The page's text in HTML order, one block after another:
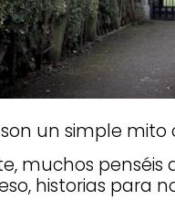
un simple
muchos penséis
historias para